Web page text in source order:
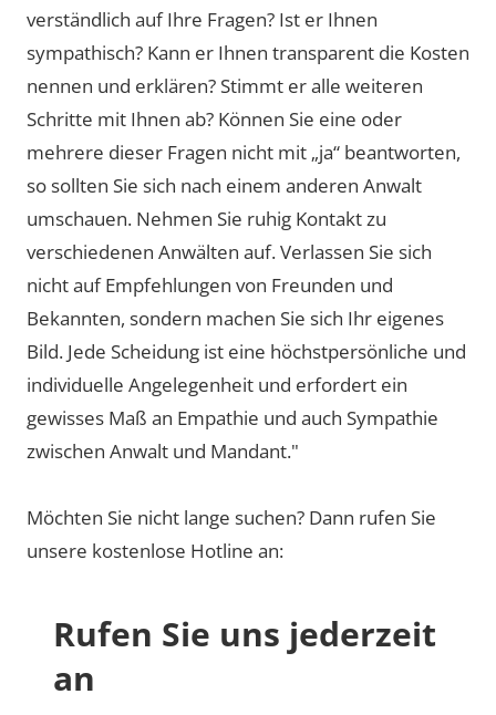
verständlich auf Ihre Fragen? Ist er Ihnen
sympathisch? Kann er Ihnen transparent die Kosten
nennen und erklären? Stimmt er alle weiteren
Schritte mit Ihnen ab? Können Sie eine oder
mehrere dieser Fragen nicht mit „ja“ beantworten,
so sollten Sie sich nach einem anderen Anwalt
umschauen. Nehmen Sie ruhig Kontakt zu
verschiedenen Anwälten auf. Verlassen Sie sich
nicht auf Empfehlungen von Freunden und
Bekannten, sondern machen Sie sich Ihr eigenes
Bild. Jede Scheidung ist eine höchstpersönliche und
individuelle Angelegenheit und erfordert ein
gewisses Maß an Empathie und auch Sympathie
zwischen Anwalt und Mandant."
Möchten Sie nicht lange suchen? Dann rufen Sie
unsere kostenlose Hotline an:
Rufen Sie uns jederzeit
an